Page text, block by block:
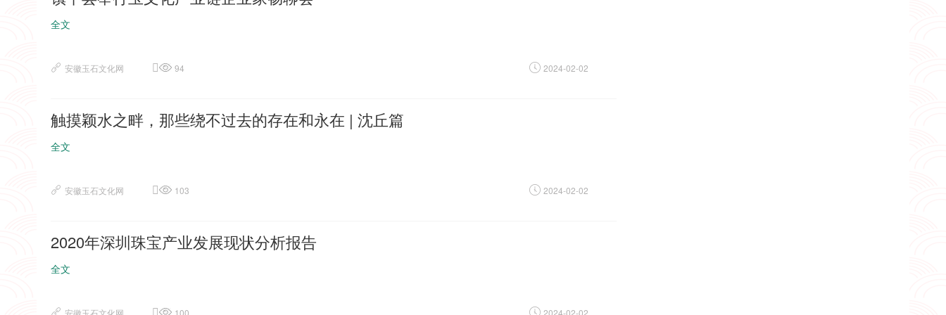
全文
安徽玉石文化网 94 2024-02-02
触摸颖水之畔，那些绕不过去的存在和永在 | 沈丘篇
全文
安徽玉石文化网 103 2024-02-02
2020年深圳珠宝产业发展现状分析报告
全文
安徽玉石文化网 100 2024-02-02